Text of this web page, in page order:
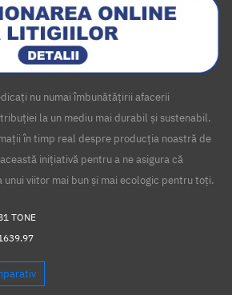
nu numai îmbunătățirii afacerii
la un mediu mai durabil și sustenabil.
în timp real despre producția noastră de
inițiativă pentru a ne asigura că
viitor mai bun și mai ecologic pentru toți.
TONE